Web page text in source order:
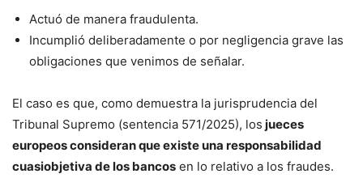
Actuó de manera fraudulenta.
Incumplió deliberadamente o por negligencia grave las
obligaciones que venimos de señalar.
El caso es que, como demuestra la jurisprudencia del
Tribunal Supremo (sentencia 571/2025), los jueces
europeos consideran que existe una responsabilidad
cuasiobjetiva de los bancos en lo relativo a los fraudes.